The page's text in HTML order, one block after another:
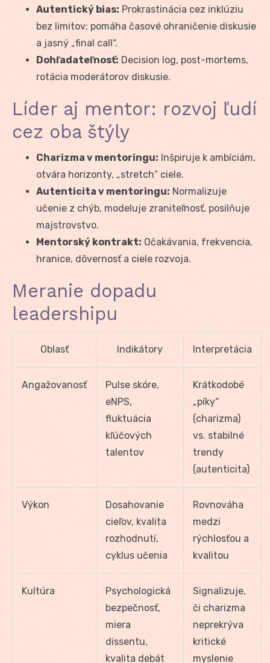
Autentický bias: Prokrastinácia cez inklúziu
bez limitov; pomáha časové ohraničenie diskusie
a jasný „final call“.
Dohľadateľnosť: Decision log, post-mortems,
rotácia moderátorov diskusie.
Líder aj mentor: rozvoj ľudí
cez oba štýly
Charizma v mentoringu: Inšpiruje k ambíciám,
otvára horizonty, „stretch“ ciele.
Autenticita v mentoringu: Normalizuje
učenie z chýb, modeluje zraniteľnosť, posilňuje
majstrovstvo.
Mentorský kontrakt: Očakávania, frekvencia,
hranice, dôvernosť a ciele rozvoja.
Meranie dopadu
leadershipu
Oblasť Indikátory Interpretácia
Angažovanosť
Pulse skóre,
eNPS,
fluktuácia
kľúčových
talentov
Krátkodobé
„píky“
(charizma)
vs. stabilné
trendy
(autenticita)
Výkon
Dosahovanie
cieľov, kvalita
rozhodnutí,
cyklus učenia
Rovnováha
medzi
rýchlosťou a
kvalitou
Kultúra
Psychologická
bezpečnosť,
miera
dissentu,
kvalita debát
Signalizuje,
či charizma
neprekrýva
kritické
myslenie